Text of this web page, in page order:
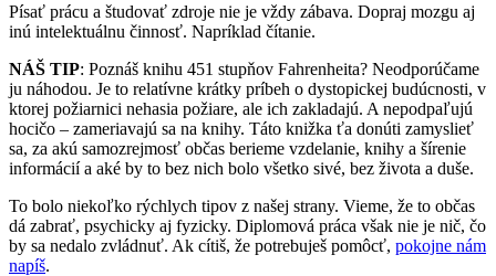
Písať prácu a študovať zdroje nie je vždy zábava. Dopraj mozgu aj
inú intelektuálnu činnosť. Napríklad čítanie.
NÁŠ TIP: Poznáš knihu 451 stupňov Fahrenheita? Neodporúčame
ju náhodou. Je to relatívne krátky príbeh o dystopickej budúcnosti, v
ktorej požiarnici nehasia požiare, ale ich zakladajú. A nepodpaľujú
hocičo – zameriavajú sa na knihy. Táto knižka ťa donúti zamyslieť
sa, za akú samozrejmosť občas berieme vzdelanie, knihy a šírenie
informácií a aké by to bez nich bolo všetko sivé, bez života a duše.
To bolo niekoľko rýchlych tipov z našej strany. Vieme, že to občas
dá zabrať, psychicky aj fyzicky. Diplomová práca však nie je nič, čo
by sa nedalo zvládnuť. Ak cítiš, že potrebuješ pomôcť, pokojne nám
napíš.